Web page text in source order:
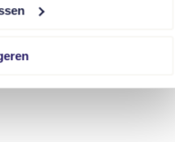
voor je klaar en